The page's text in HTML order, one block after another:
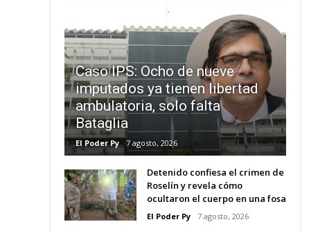
Caso IPS: Ocho de nueve
imputados ya tienen libertad
ambulatoria, solo falta
Bataglia
El Poder Py 7 agosto, 2026
Detenido confiesa el crimen de
Roselín y revela cómo
ocultaron el cuerpo en una fosa
El Poder Py 7 agosto, 2026